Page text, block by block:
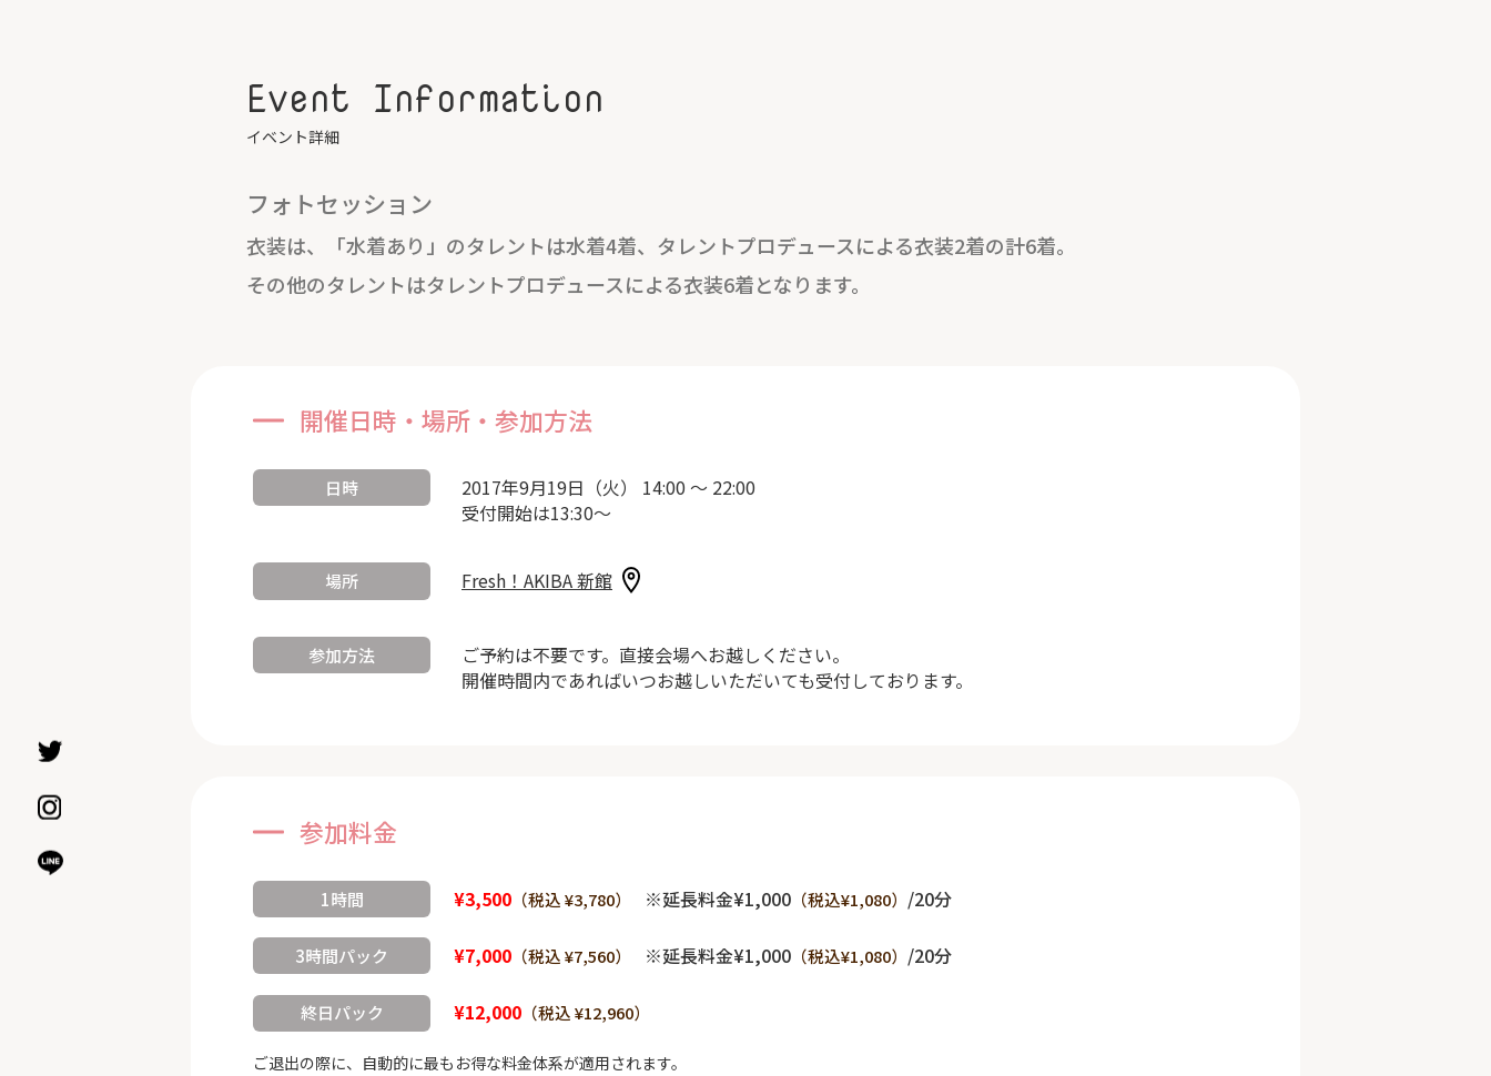
Event Information
イベント詳細
フォトセッション
衣装は、「水着あり」のタレントは水着4着、タレントプロデュースによる衣装2着の計6着。
その他のタレントはタレントプロデュースによる衣装6着となります。
開催日時・場所・参加方法
日時
2017年9月19日（火） 14:00 ～ 22:00
受付開始は13:30～
場所 Fresh！AKIBA 新館
参加方法
ご予約は不要です。直接会場へお越しください。
開催時間内であればいつお越しいただいても受付しております。
参加料金
1時間 ¥3,500 （税込 ¥3,780） ※延長料金¥1,000 （税込¥1,080） /20分
3時間パック ¥7,000 （税込 ¥7,560） ※延長料金¥1,000 （税込¥1,080） /20分
終日パック ¥12,000 （税込 ¥12,960）
ご退出の際に、自動的に最もお得な料金体系が適用されます。